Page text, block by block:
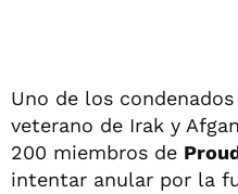
Uno de los condenados
veterano de Irak y
200 miembros de
intentar anular por la